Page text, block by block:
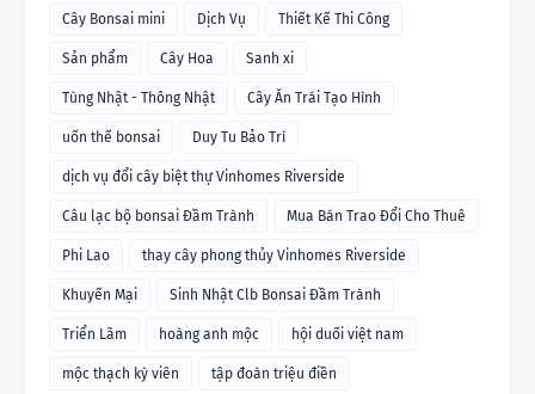
Cây Bonsai mini Dịch Vụ Thiết Kế Thi Công
Sản phẩm Cây Hoa Sanh xi
Tùng Nhật - Thông Nhật Cây Ăn Trái Tạo Hình
uốn thế bonsai Duy Tu Bảo Trì
dịch vụ đổi cây biệt thự Vinhomes Riverside
Câu lạc bộ bonsai Đầm Trành Mua Bán Trao Đổi Cho Thuê
Phi Lao thay cây phong thủy Vinhomes Riverside
Khuyến Mại Sinh Nhật Clb Bonsai Đầm Trành
Triển Lãm hoàng anh mộc hội duối việt nam
mộc thạch kỳ viên tập đoàn triệu điền